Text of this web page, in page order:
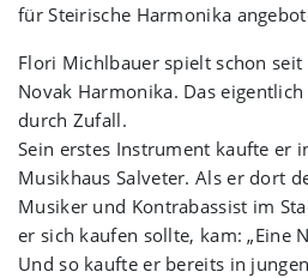
für Steirische Harmonika
Flori Michlbauer spielt schon seit
Novak Harmonika. Das
durch Zufall.
Sein erstes Instrument kaufte er
Musikhaus Salveter. Als er dort
Musiker und Kontrabassist im
er sich kaufen sollte, kam: „Eine
Und so kaufte er bereits in